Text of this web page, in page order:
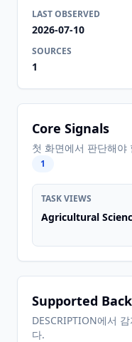
LAST OBSERVED
2026-07-10
SOURCES
1
Core Signals
첫 화면에서 판단해야
1
TASK VIEWS
Agricultural
Supported
DESCRIPTION에서
다.